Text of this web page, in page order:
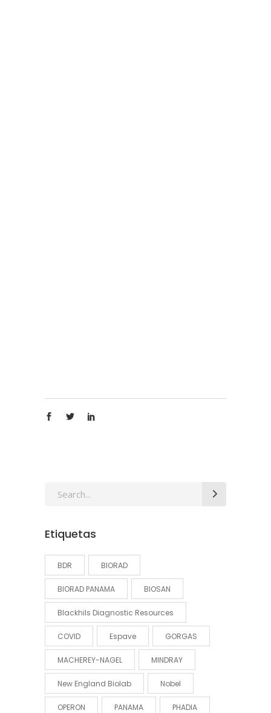
Search
Etiquetas
BDR BIORAD
BIORAD PANAMA BIOSAN
Blackhils Diagnostic Resources
COVID Espave GORGAS
MACHEREY-NAGEL MINDRAY
New England Biolab Nobel
OPERON PANAMA PHADIA